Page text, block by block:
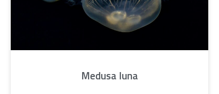
Medusa luna